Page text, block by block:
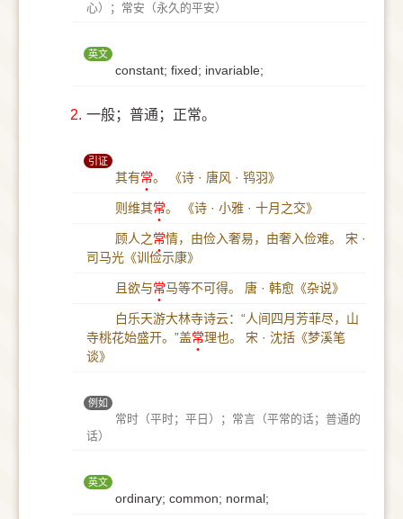
心）；常安（永久的平安）
英文
constant; fixed; invariable;
2. 一般；普通；正常。
引证
其有常。 《诗 · 唐风 · 鸨羽》
则维其常。 《诗 · 小雅 · 十月之交》
顾人之常情，由俭入奢易，由奢入俭难。 宋 ·
司马光《训俭示康》
且欲与常马等不可得。 唐 · 韩愈《杂说》
白乐天游大林寺诗云：“人间四月芳菲尽，山
寺桃花始盛开。”盖常理也。 宋 · 沈括《梦溪笔
谈》
例如
常时（平时；平日）；常言（平常的话；普通的
话）
英文
ordinary; common; normal;